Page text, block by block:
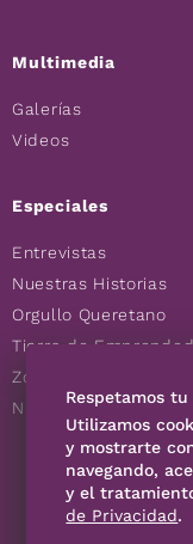
Multimedia
Galerías
Videos
Especiales
Entrevistas
Nuestras Historias
Orgullo Queretano
Tierra de
Zoociales
Nuevos Queretanos
Respetamos
Utilizamos
y mostrarte
navegando,
y el
de Privacidad.